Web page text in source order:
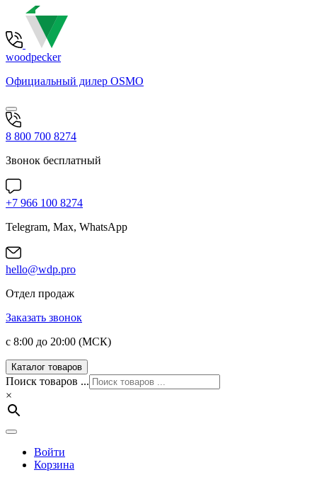
woodpecker
Официальный дилер OSMO
8 800 700 8274
Звонок бесплатный
+7 966 100 8274
Telegram, Max, WhatsApp
hello@wdp.pro
Отдел продаж
Заказать звонок
с 8:00 до 20:00 (МСК)
Каталог товаров
Поиск товаров ...
×
Войти
Корзина